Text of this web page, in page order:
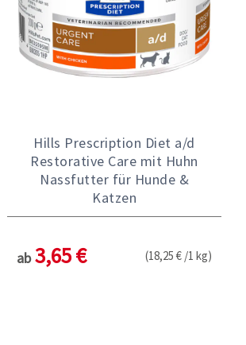
Hills Prescription Diet a/d
Restorative Care mit Huhn
Nassfutter für Hunde &
Katzen
ab 3,65 € (18,25 € /1 kg)